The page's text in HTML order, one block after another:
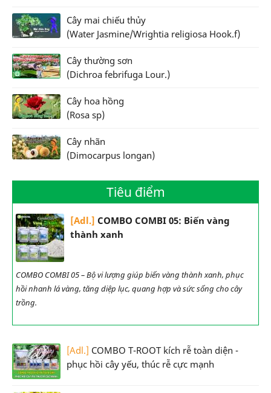
Cây mai chiếu thủy
(Water Jasmine/Wrightia religiosa Hook.f)
Cây thường sơn
(Dichroa febrifuga Lour.)
Cây hoa hồng
(Rosa sp)
Cây nhãn
(Dimocarpus longan)
Tiêu điểm
[Adl.] COMBO COMBI 05: Biến vàng
thành xanh
COMBO COMBI 05 – Bộ vi lượng giúp biến vàng thành xanh, phục
hồi nhanh lá vàng, tăng diệp lục, quang hợp và sức sống cho cây
trồng.
[Adl.] COMBO T-ROOT kích rễ toàn diện -
phục hồi cây yếu, thúc rễ cực mạnh